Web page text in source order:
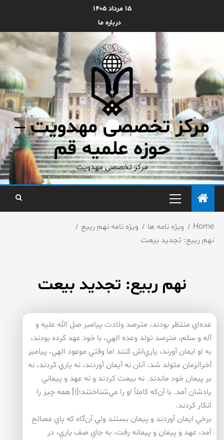
۱۵ مرداد ۱۴۰۵
درباره ما
مرکز تخصصی مهدویت –
حوزه علمیه قم
مرکز تخصصی مهدویت
Home ویژه نامه ها
ویژه نامه نهم ربیع
نهم ربيع: تجدید بیعت
نهم ربيع: تجدید بیعت
عده‌اي منتظر بودند، مترصد ولادت پيامبر صل الله عليه و
آله و سلم، مترصد تولد وعده الهي، با خود عهد كرده بودند،
به او ايمان آورند، ياري‌اش كنند اما وقتي موعود الهي، پيامبر
آخرالزمان متولد شد، آنان نه آيمان آوردند، نه ياري كردند، نه
بر پيمان خود ماندند. نه بيعت كردند و نه عهد و پيماني
يادشان آمد. با آن‌كه كاملاً او را مي‌شناختند؛[۱] همه چيز را
انكار كردند.
برخي ايمان آوردند و پيمان بستند ولي آن‌گاه كه پاي مصالح
آمد، عهد و پيمان و پيمانه رفت، به جاي صف ياري، در